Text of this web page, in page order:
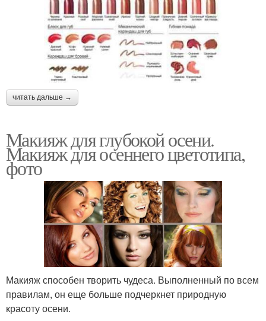
читать дальше →
Макияж для глубокой осени.
Макияж для осеннего цветотипа,
фото
Макияж способен творить чудеса. Выполненный по всем
правилам, он еще больше подчеркнет природную
красоту осени.